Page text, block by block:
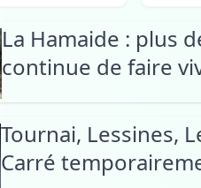
La Hamaide : plus
continue de faire
Tournai, Lessines,
Carré